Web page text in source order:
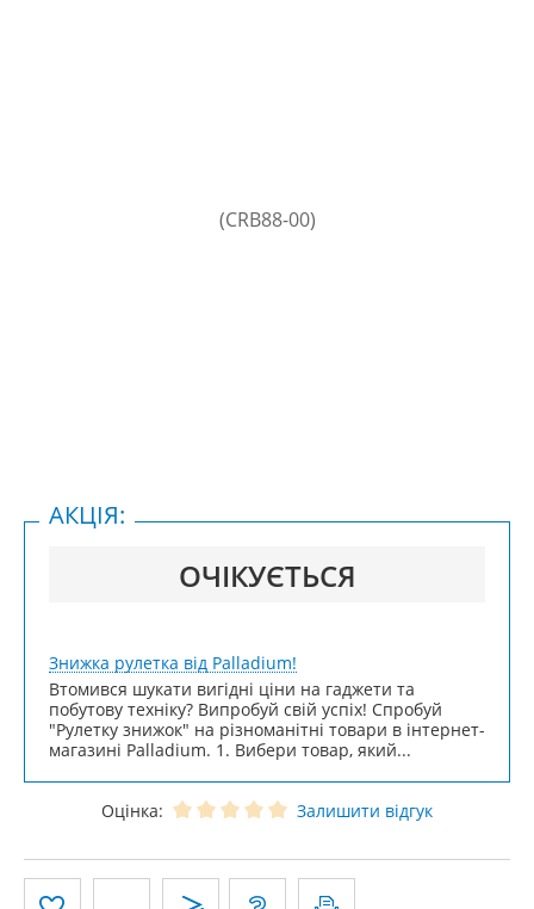
ОЧІКУЄТЬСЯ
АКЦІЯ:
Знижка рулетка від Palladium!
Втомився шукати вигідні ціни на гаджети та
побутову техніку? Випробуй свій успіх! Спробуй
"Рулетку знижок" на різноманітні товари в інтернет-
магазині Palladium. 1. Вибери товар, який...
Оцінка: Залишити відгук